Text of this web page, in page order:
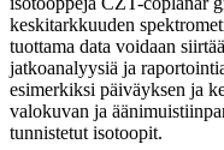
keskitarkkuuden
tuottama data voidaan
jatkoanalyysiä ja
esimerkiksi päiväyksen ja
valokuvan ja
tunnistetut isotoopit.